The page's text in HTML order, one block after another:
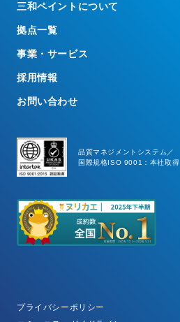
三和ペイントについて
拠点一覧
事業・サービス
採用情報
お問い合わせ
品質マネジメントシステム／
国際規格ISO 9001：本社取得
プライバシーポリシー